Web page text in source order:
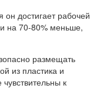
достигает рабочей
на 70-80% меньше,
размещать
из пластика и
к